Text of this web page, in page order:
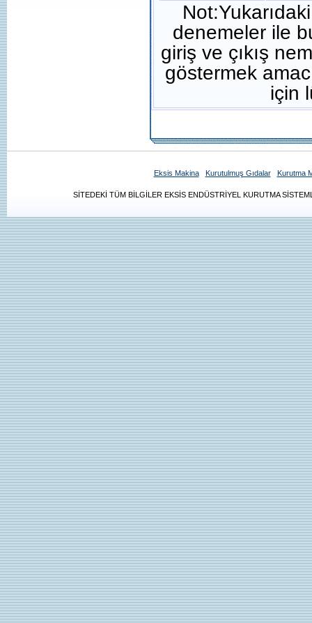
denemeler ile
giriş ve çıkış
göstermek
için
Eksis Makina Kurutulmuş Gıdalar Kurutma
SİTEDEKİ TÜM BİLGİLER EKSİS ENDÜSTRİYEL KURUTMA